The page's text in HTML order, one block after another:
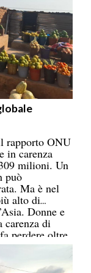
rapporto ONU
in carenza
milioni. Un
può
Ma è nel
alto di
Donne e
carenza di
perdere oltre
pesce e